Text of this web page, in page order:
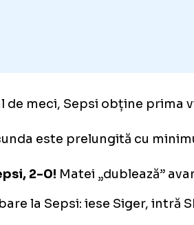
de meci, Sepsi obține prima
este prelungită cu
2-0! Matei „dublează”
la Sepsi: iese Siger, intră